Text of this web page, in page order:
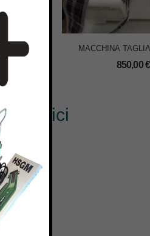
10U MACCHINA
850,00€
Scrivici